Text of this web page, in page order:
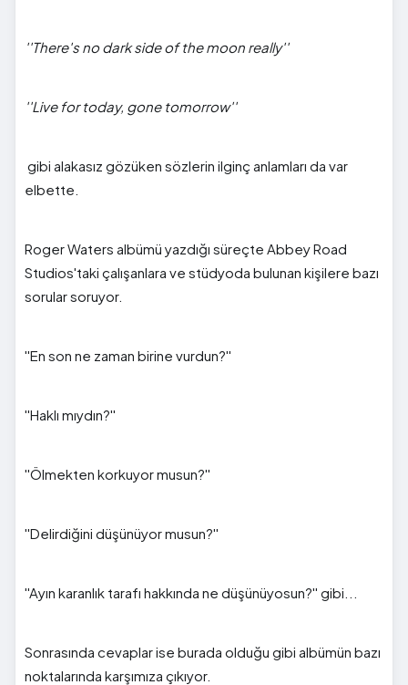
''There's no dark side of the moon really''
''Live for today, gone tomorrow''
gibi alakasız gözüken sözlerin ilginç anlamları da var
elbette.
Roger Waters albümü yazdığı süreçte Abbey Road
Studios'taki çalışanlara ve stüdyoda bulunan kişilere bazı
sorular soruyor.
''En son ne zaman birine vurdun?''
''Haklı mıydın?''
''Ölmekten korkuyor musun?''
''Delirdiğini düşünüyor musun?''
''Ayın karanlık tarafı hakkında ne düşünüyosun?'' gibi...
Sonrasında cevaplar ise burada olduğu gibi albümün bazı
noktalarında karşımıza çıkıyor.